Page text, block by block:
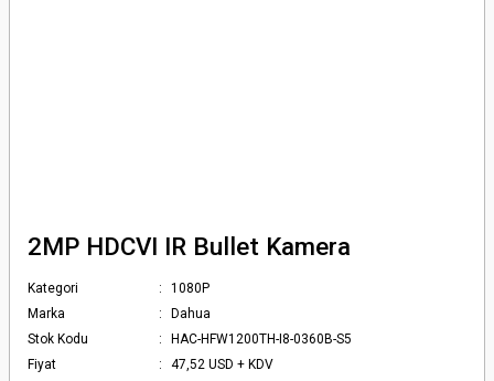
2MP HDCVI IR Bullet Kamera
Kategori
1080P
Marka
Dahua
Stok Kodu
HAC-HFW1200TH-I8-0360B-S5
Fiyat
47,52 USD + KDV